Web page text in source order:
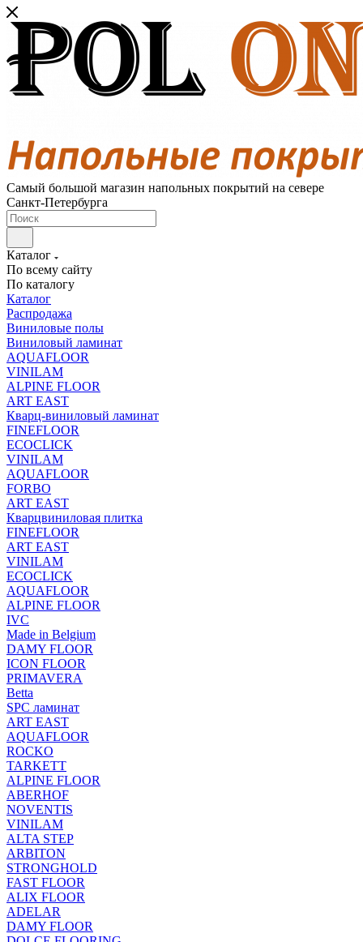
Самый большой магазин напольных покрытий на севере
Санкт-Петербурга
Каталог
По всему сайту
По каталогу
Каталог
Распродажа
Виниловые полы
Виниловый ламинат
AQUAFLOOR
VINILAM
ALPINE FLOOR
ART EAST
Кварц-виниловый ламинат
FINEFLOOR
ECOCLICK
VINILAM
AQUAFLOOR
FORBO
ART EAST
Кварцвиниловая плитка
FINEFLOOR
ART EAST
VINILAM
ECOCLICK
AQUAFLOOR
ALPINE FLOOR
IVC
Made in Belgium
DAMY FLOOR
ICON FLOOR
PRIMAVERA
Betta
SPC ламинат
ART EAST
AQUAFLOOR
ROCKO
TARKETT
ALPINE FLOOR
ABERHOF
NOVENTIS
VINILAM
ALTA STEP
ARBITON
STRONGHOLD
FAST FLOOR
ALIX FLOOR
ADELAR
DAMY FLOOR